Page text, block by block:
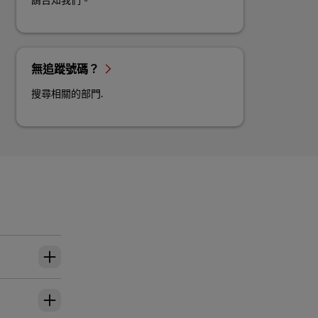
無追蹤號碼？
搜尋相關的部門.